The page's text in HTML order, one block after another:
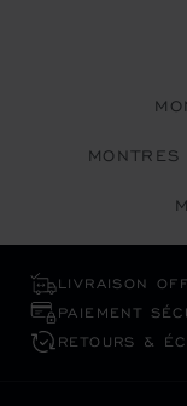
LIVRAISON
PAIEMENT
RETOURS &